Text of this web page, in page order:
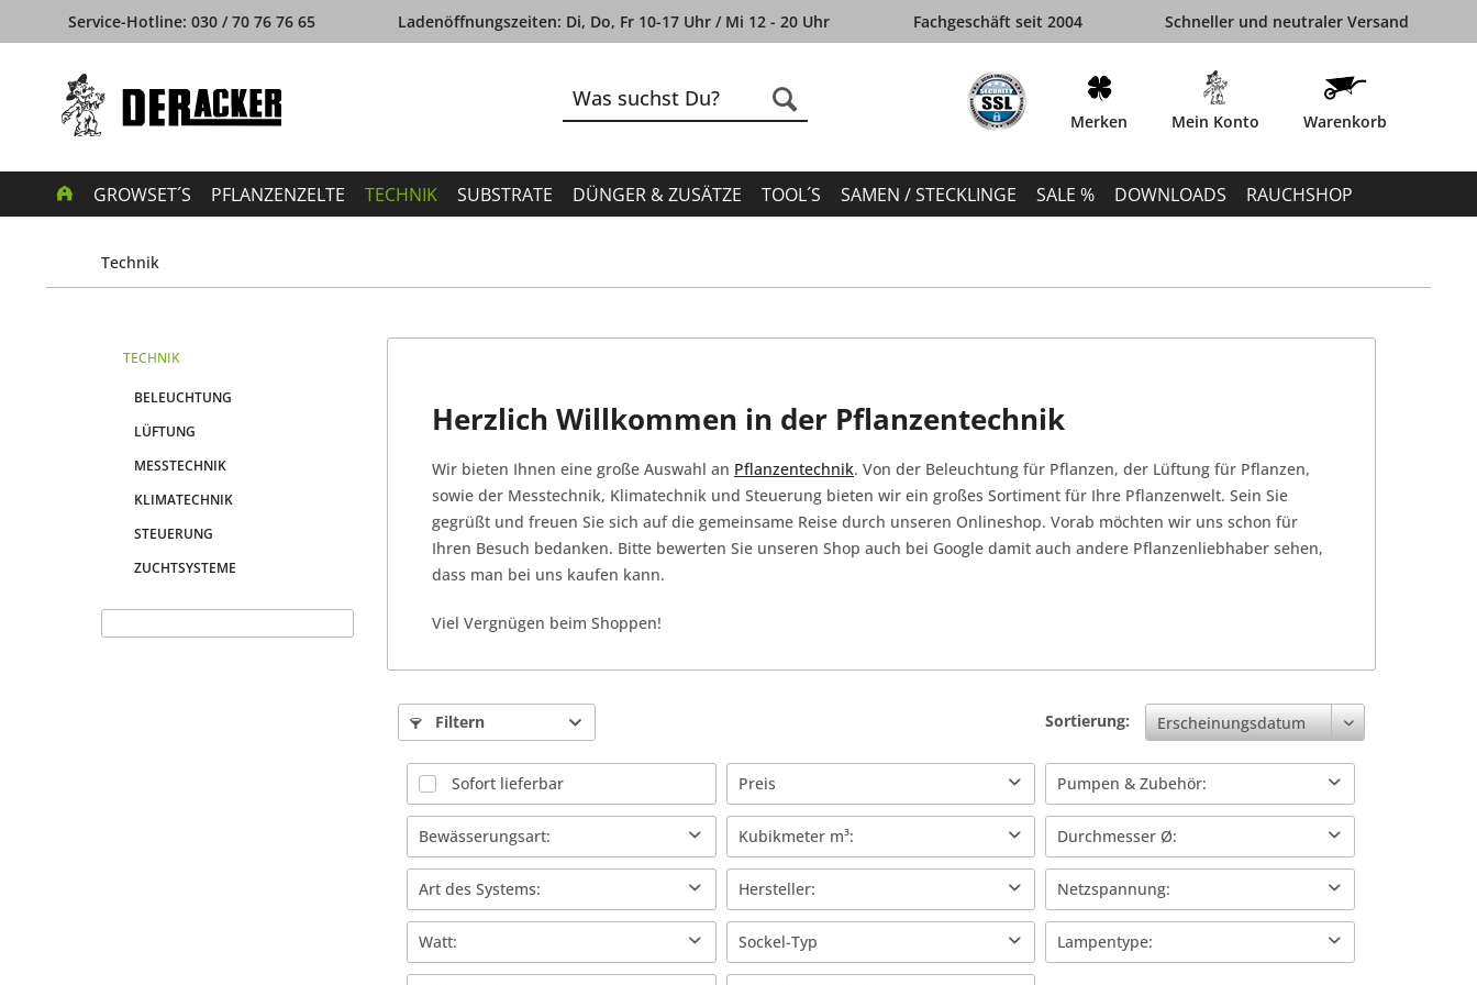
Service-Hotline: 030 / 70 76 76 65 Ladenöffnungszeiten: Di, Do, Fr 10-17 Uhr / Mi 12 - 20 Uhr Fachgeschäft seit 2004 Schneller und neutraler Versand
Merken Mein Konto Warenkorb
GROWSET´S PFLANZENZELTE TECHNIK SUBSTRATE DÜNGER & ZUSÄTZE TOOL´S SAMEN / STECKLINGE SALE % DOWNLOADS RAUCHSHOP
Technik
TECHNIK
BELEUCHTUNG
LÜFTUNG
MESSTECHNIK
KLIMATECHNIK
STEUERUNG
ZUCHTSYSTEME
Herzlich Willkommen in der Pflanzentechnik
Wir bieten Ihnen eine große Auswahl an Pflanzentechnik. Von der Beleuchtung für Pflanzen, der Lüftung für Pflanzen,
sowie der Messtechnik, Klimatechnik und Steuerung bieten wir ein großes Sortiment für Ihre Pflanzenwelt. Sein Sie
gegrüßt und freuen Sie sich auf die gemeinsame Reise durch unseren Onlineshop. Vorab möchten wir uns schon für
Ihren Besuch bedanken. Bitte bewerten Sie unseren Shop auch bei Google damit auch andere Pflanzenliebhaber sehen,
dass man bei uns kaufen kann.
Viel Vergnügen beim Shoppen!
Filtern Sortierung:
Sofort lieferbar Preis
von0,35 €bis5299,00 €
Pumpen & Zubehör:
Tauchpumpe ohne Schwimmschalter
Umwälzpumpe
Bewässerungsart:
PE-Bewässerung
PVC-Bewässerung
Kubikmeter m³:
0-300 qm³
300-600 qm³
600-1000 qm³
1000-2000 qm³
Durchmesser Ø:
Ø 102 mm
Ø 127 mm
Ø 162 mm
Art des Systems:
Aeroponik
Manuell
Hersteller:
Atami Wilma
Autopot
Netzspannung:
230 V
Watt: Sockel-Typ Lampentype: